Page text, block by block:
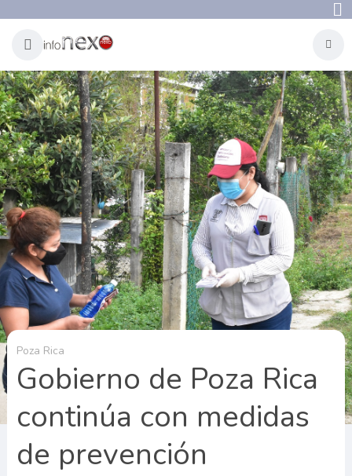
Poza Rica
Gobierno de Poza Rica
continúa con medidas
de prevención